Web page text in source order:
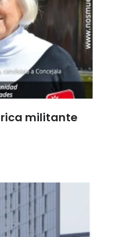
militante